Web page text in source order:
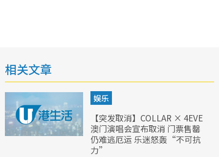
相关文章
娱乐
【突发取消】COLLAR × 4EVE
澳门演唱会宣布取消 门票售罄
仍难逃厄运 乐迷怒轰“不可抗
力”